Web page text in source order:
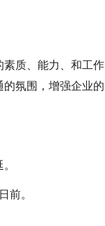
素质、能力、和工作
氛围，增强企业的
前。